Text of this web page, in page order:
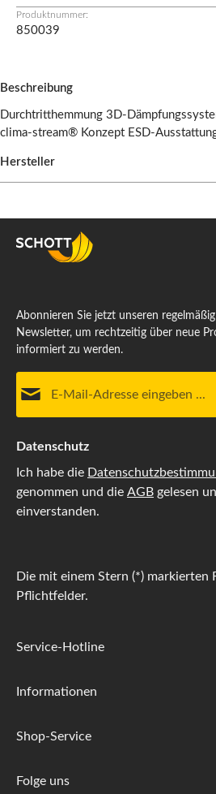
Produktnummer:
850039
Beschreibung
Durchtritthemmung 3D-
clima-stream® Konzept ESD-
Hersteller
Abonnieren Sie jetzt unseren
Newsletter, um rechtzeitig über neue
informiert zu werden.
Datenschutz
Ich habe die
genommen und die AGB gelesen
einverstanden.
Die mit einem Stern (*) markierten
Pflichtfelder.
Service-Hotline
Informationen
Shop-Service
Folge uns